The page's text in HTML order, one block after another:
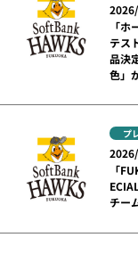
「
テス
品決
色」
プ
「
チー